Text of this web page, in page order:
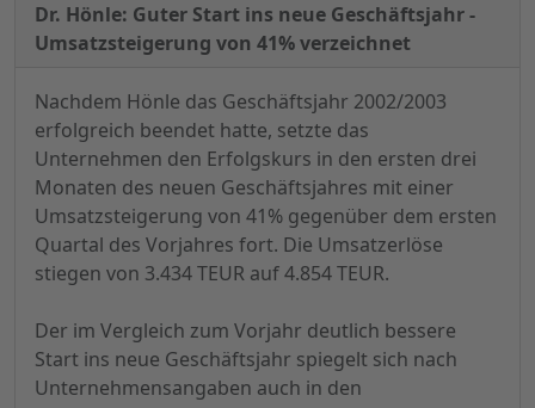
Dr. Hönle: Guter Start ins neue Geschäftsjahr -
Umsatzsteigerung von 41% verzeichnet
Nachdem Hönle das Geschäftsjahr 2002/2003
erfolgreich beendet hatte, setzte das
Unternehmen den Erfolgskurs in den ersten drei
Monaten des neuen Geschäftsjahres mit einer
Umsatzsteigerung von 41% gegenüber dem ersten
Quartal des Vorjahres fort. Die Umsatzerlöse
stiegen von 3.434 TEUR auf 4.854 TEUR.
Der im Vergleich zum Vorjahr deutlich bessere
Start ins neue Geschäftsjahr spiegelt sich nach
Unternehmensangaben auch in den